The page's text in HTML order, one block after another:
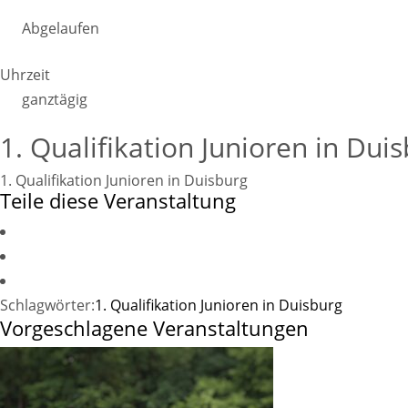
Abgelaufen
Uhrzeit
ganztägig
1. Qualifikation Junioren in
1. Qualifikation Junioren in Duisburg
Teile diese Veranstaltung
Schlagwörter:1. Qualifikation Junioren in Duisburg
Vorgeschlagene Veranstaltungen